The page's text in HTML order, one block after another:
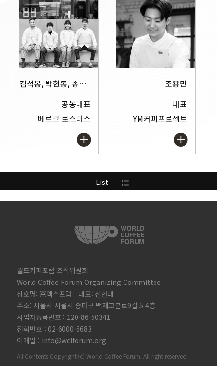
김석봉, 박현동, 송찬희, 이상용
공동대표
베르크 로스터스
조용민
대표
YM커피프로젝트
List format_list_bulleted
월드커피포럼 조직위원회
World Coffee Forum Organizing Committee
상호명: ㈜엑스포럼 대표: 신현대
주소: 서울시 서울시 송파구 백제고분로9길 5 4층
사업자등록번호 : 120-86-50341
전화번호 : 02-6000-6683
이메일 : info@wclforum.org
All Contents Copyright (c) World Coffee Forum. All right reserved.